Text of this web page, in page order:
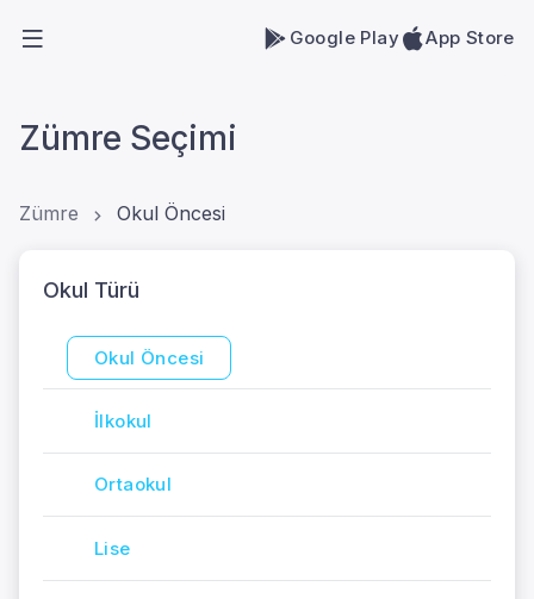
Google Play App Store
Zümre Seçimi
Zümre Okul Öncesi
Okul Türü
Okul Öncesi
İlkokul
Ortaokul
Lise